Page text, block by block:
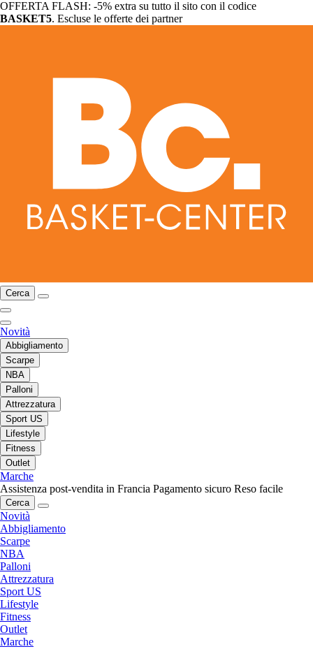
OFFERTA FLASH: -5% extra su tutto il sito con il codice
BASKET5. Escluse le offerte dei partner
Cerca
Novità
Abbigliamento
Scarpe
NBA
Palloni
Attrezzatura
Sport US
Lifestyle
Fitness
Outlet
Marche
Assistenza post-vendita in Francia Pagamento sicuro Reso facile
Cerca
Novità
Abbigliamento
Scarpe
NBA
Palloni
Attrezzatura
Sport US
Lifestyle
Fitness
Outlet
Marche